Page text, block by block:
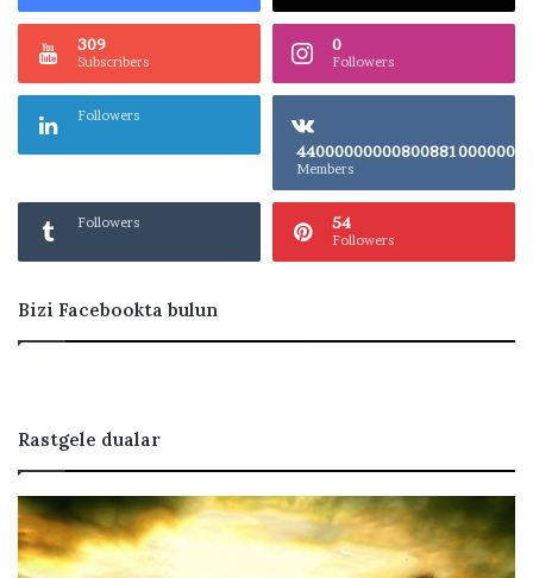
309
Subscribers
0
Followers
Followers
Members
Followers 54
Followers
Bizi Facebookta bulun
Rastgele dualar
M
e
v